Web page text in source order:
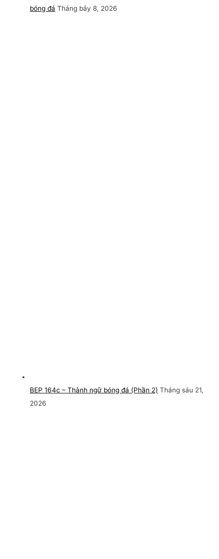
bóng đá Tháng bảy 8, 2026
BEP 164c – Thành ngữ bóng đá (Phần 2) Tháng sáu 21,
2026